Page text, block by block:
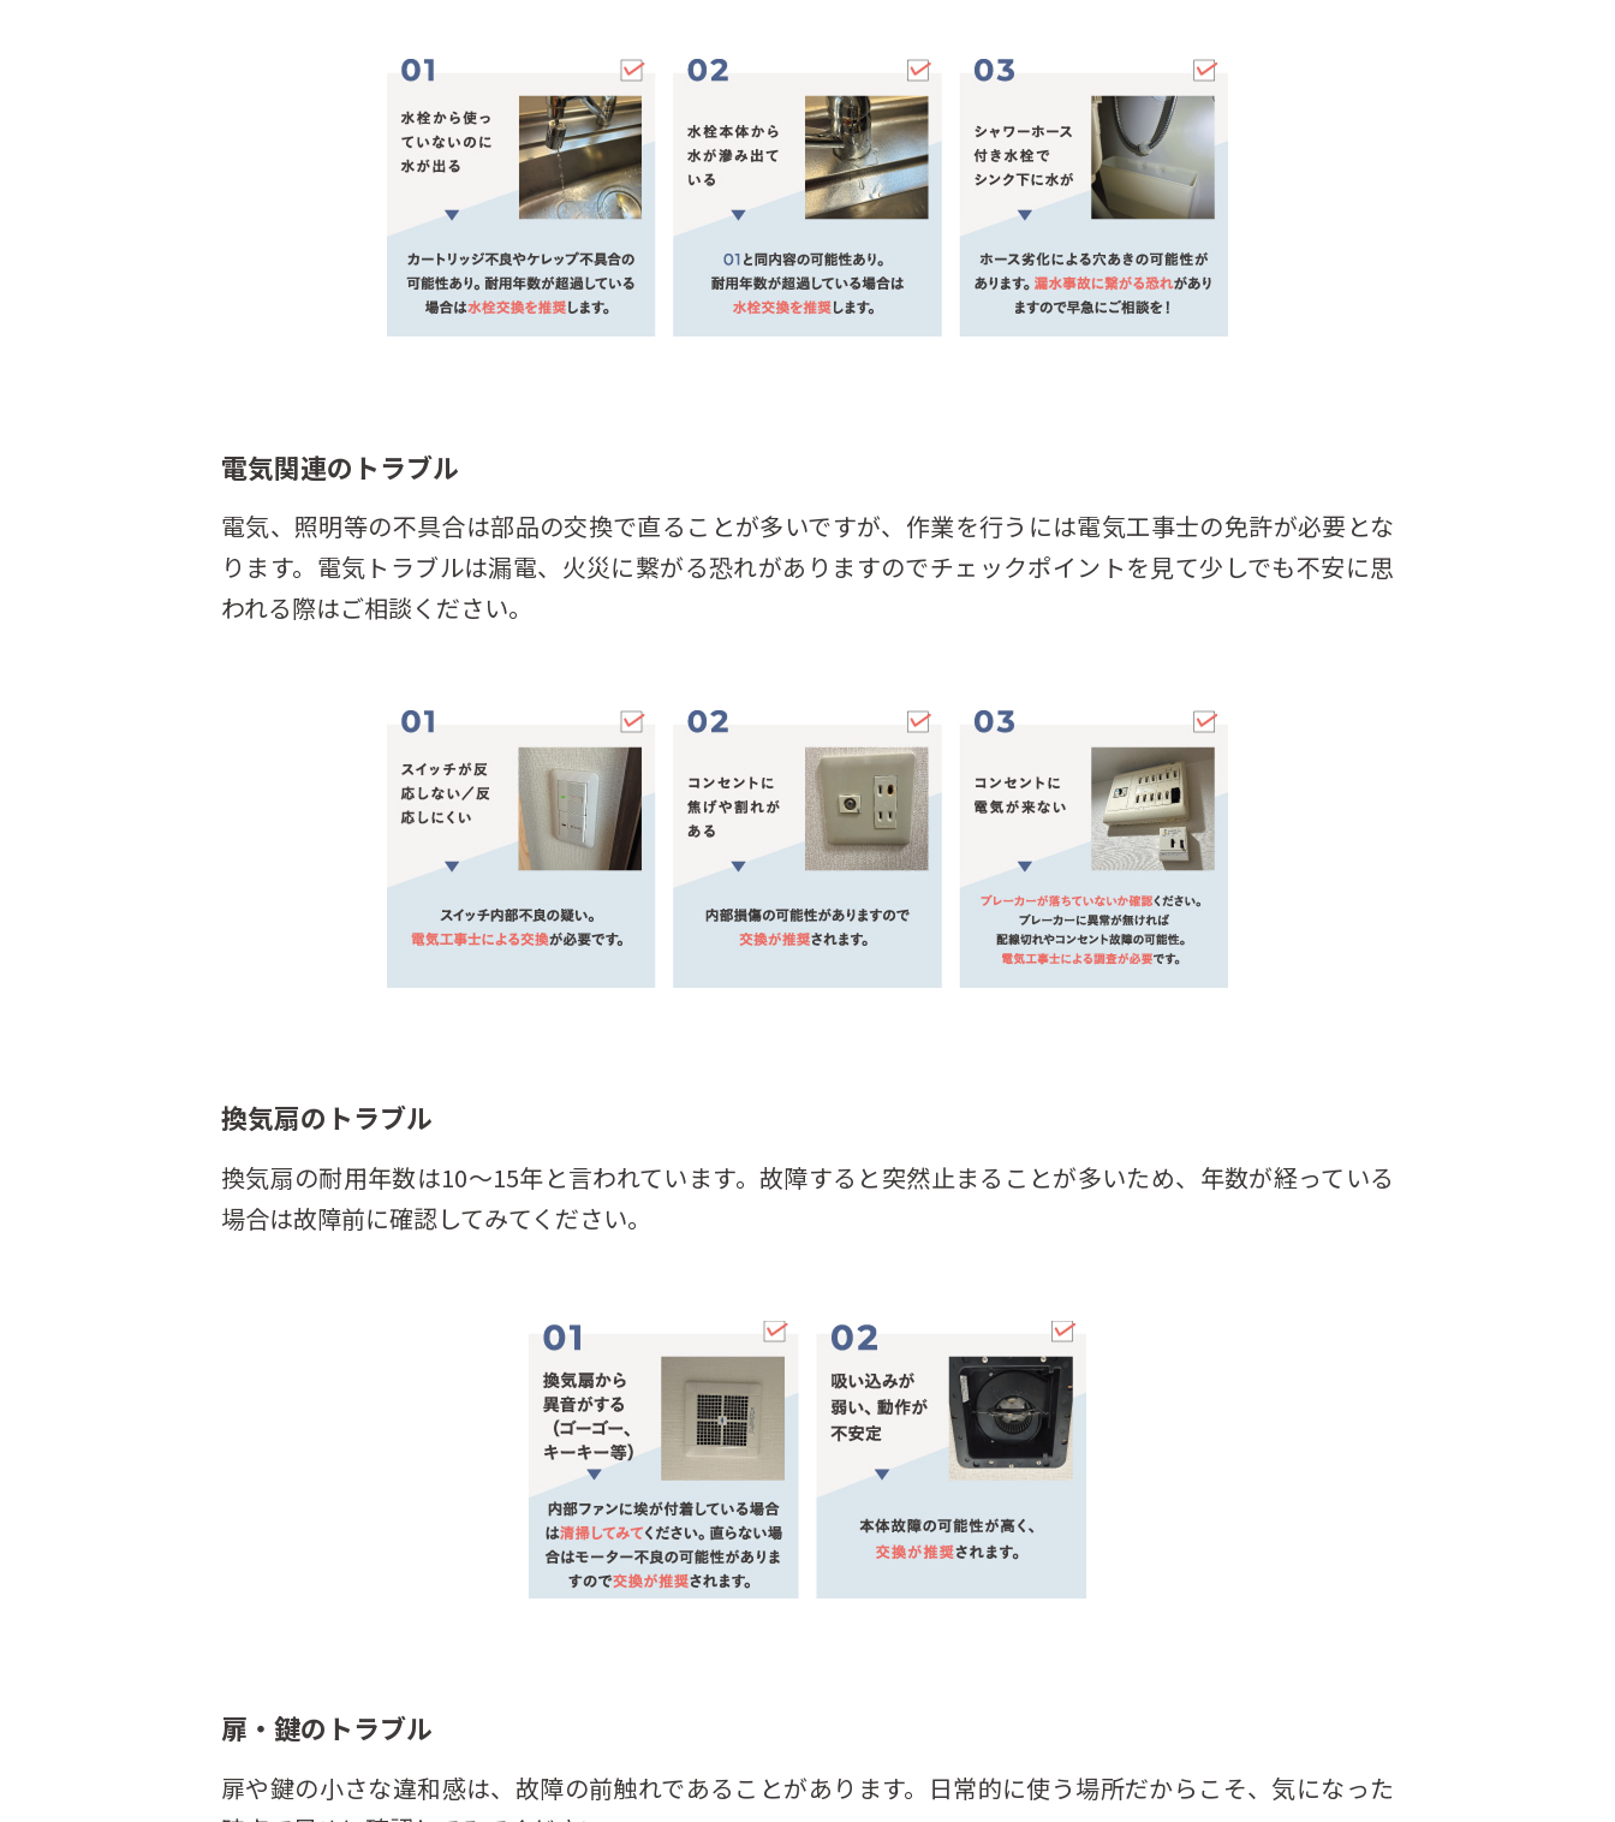
電気関連のトラブル
電気、照明等の不具合は部品の交換で直ることが多いですが、作業を行うには電気工事士の免許が必要とな
ります。電気トラブルは漏電、火災に繋がる恐れがありますのでチェックポイントを見て少しでも不安に思
われる際はご相談ください。
換気扇のトラブル
換気扇の耐用年数は10〜15年と言われています。故障すると突然止まることが多いため、年数が経っている
場合は故障前に確認してみてください。
扉・鍵のトラブル
扉や鍵の小さな違和感は、故障の前触れであることがあります。日常的に使う場所だからこそ、気になった